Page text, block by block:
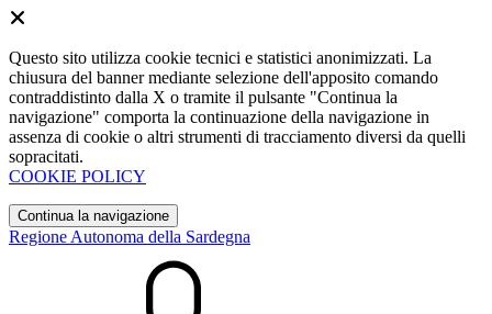
Questo sito utilizza cookie tecnici e statistici anonimizzati. La
chiusura del banner mediante selezione dell'apposito comando
contraddistinto dalla X o tramite il pulsante "Continua la
navigazione" comporta la continuazione della navigazione in
assenza di cookie o altri strumenti di tracciamento diversi da quelli
sopracitati.
COOKIE POLICY
Continua la navigazione
Regione Autonoma della Sardegna